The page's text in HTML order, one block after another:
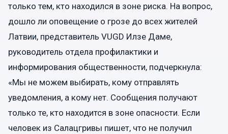
только тем, кто находился в зоне риска. На вопрос,
дошло ли оповещение о грозе до всех жителей
Латвии, представитель VUGD Илзе Даме,
руководитель отдела профилактики и
информирования общественности, подчеркнула:
«Мы не можем выбирать, кому отправлять
уведомления, а кому нет. Сообщения получают
только те, кто находится в зоне опасности. Если
человек из Салацгривы пишет, что не получил